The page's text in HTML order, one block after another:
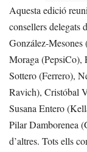
Aquesta edició
consellers delegats
González-
Moraga (PepsiCo),
Sottero (Ferrero),
Ravich), Cristóbal
Susana Entero
Pilar Damborenea
d’altres. Tots ells